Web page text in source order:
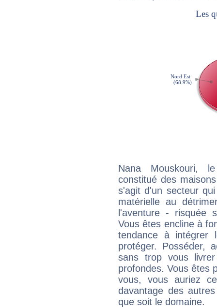
Nana Mouskouri,
constitué des
s'agit d'un secteur
matérielle au
l'aventure - risquée
Vous êtes encline à
tendance à
protéger. Posséder,
sans trop vous
profondes. Vous êtes
vous, vous auriez
davantage des
que soit le domaine.